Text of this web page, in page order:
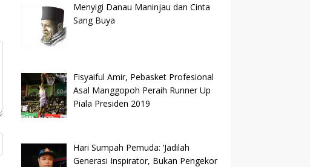
Menyigi Danau Maninjau dan Cinta
Sang Buya
Fisyaiful Amir, Pebasket Profesional
Asal Manggopoh Peraih Runner Up
Piala Presiden 2019
Hari Sumpah Pemuda: ‘Jadilah
Generasi Inspirator, Bukan Pengekor